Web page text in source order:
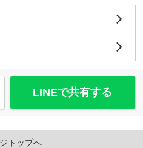
LINEで共有する
トップへ